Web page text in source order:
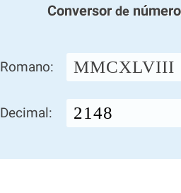
Conversor de
Romano: MMCXLVIII
Decimal: